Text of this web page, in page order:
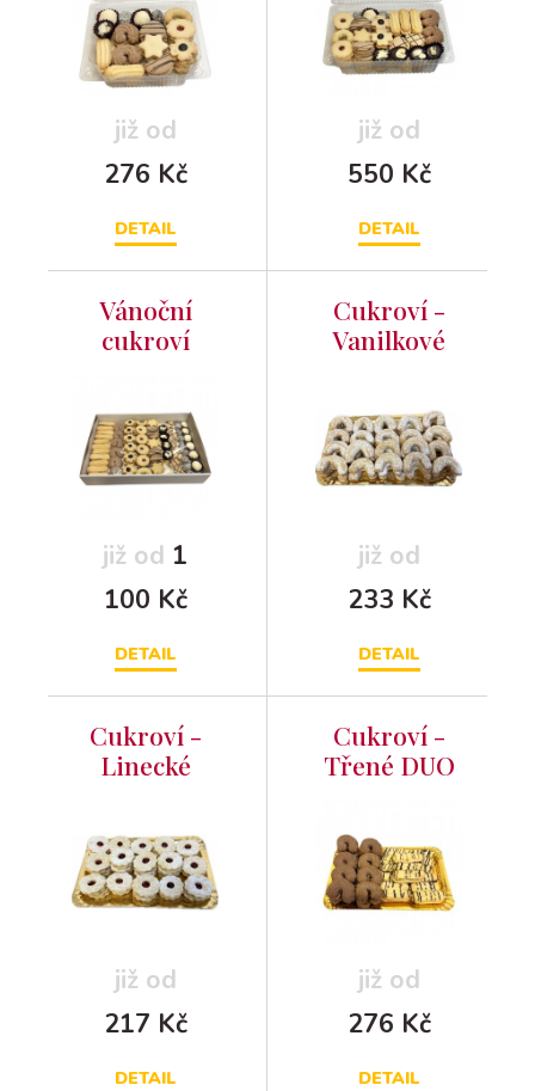
již od
276 Kč
DETAIL
již od
550 Kč
DETAIL
Vánoční
cukroví
1kg
již od 1
100 Kč
DETAIL
Cukroví -
Vanilkové
již od
233 Kč
DETAIL
Cukroví -
Linecké
již od
217 Kč
DETAIL
Cukroví -
Třené DUO
již od
276 Kč
DETAIL